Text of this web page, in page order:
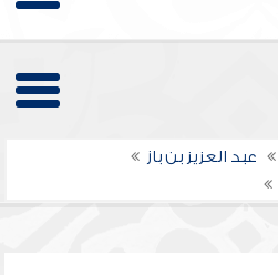
عبد العزيز بن باز